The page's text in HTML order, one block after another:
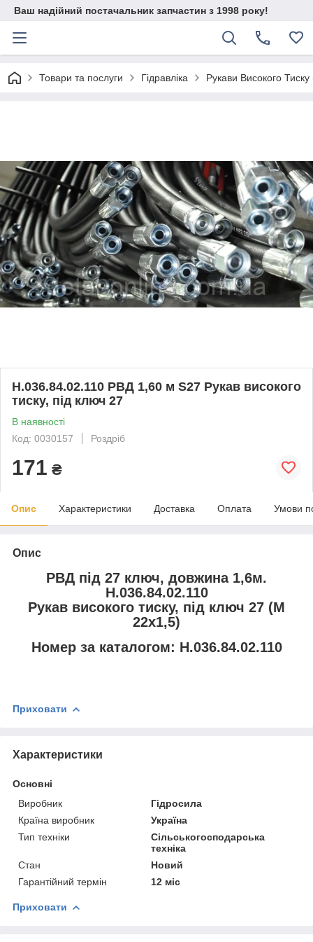
Ваш надійний постачальник запчастин з 1998 року!
Товари та послуги Гідравліка Рукави Високого
Н.036.84.02.110 РВД 1,60 м S27 Рукав високого
тиску, під ключ 27
В наявності
Код: 0030157
Роздріб
171 ₴
Опис Характеристики Доставка Оплата Умови
Опис
РВД під 27 ключ, довжина 1,6м.
Н.036.84.02.110
Рукав високого тиску, під ключ 27 (М
22х1,5)
Номер за каталогом: Н.036.84.02.110
Приховати
Характеристики
Основні
Виробник
Гідросила
Країна виробник
Україна
Тип техніки
Сільськогосподарська
техніка
Стан
Новий
Гарантійний термін
12 міс
Приховати